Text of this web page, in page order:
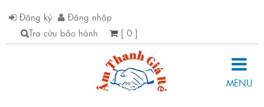
Đăng ký
Đăng nhập
Tra cứu bảo hành
[ 0 ]
MENU